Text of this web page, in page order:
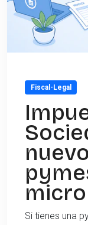
Fiscal-Legal
Si tienes una